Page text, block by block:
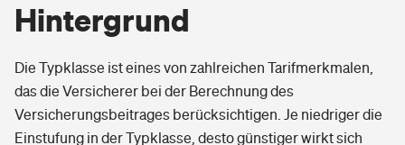
Hintergrund
Die Typklasse ist eines von zahlreichen Tarifmerkmalen,
das die Versicherer bei der Berechnung des
Versicherungsbeitrages berücksichtigen. Je niedriger die
Einstufung in der Typklasse, desto günstiger wirkt sich